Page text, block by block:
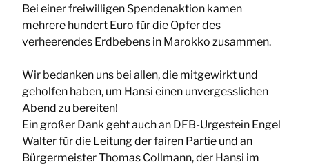
Bei einer freiwilligen Spendenaktion kamen
mehrere hundert Euro für die Opfer des
verheerendes Erdbebens in Marokko zusammen.
Wir bedanken uns bei allen, die mitgewirkt und
geholfen haben, um Hansi einen unvergesslichen
Abend zu bereiten!
Ein großer Dank geht auch an DFB-Urgestein Engel
Walter für die Leitung der fairen Partie und an
Bürgermeister Thomas Collmann, der Hansi im